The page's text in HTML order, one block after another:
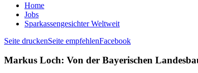
Home
Jobs
Sparkassengesichter Weltweit
Seite druckenSeite empfehlenFacebook
Markus Loch: Von der Bayerischen